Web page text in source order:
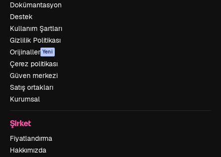
Dokümantasyon
Destek
Kullanım Şartları
Gizlilik Politikası
Orijinaller Yeni
Çerez politikası
Güven merkezi
Satış ortakları
Kurumsal
Şirket
Fiyatlandırma
Hakkımızda